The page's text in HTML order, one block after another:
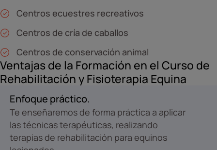
Centros ecuestres recreativos
Centros de cría de caballos
Centros de conservación animal
Ventajas de la Formación en el Curso de
Rehabilitación y Fisioterapia Equina
Enfoque práctico.
Te enseñaremos de forma práctica a aplicar
las técnicas terapéuticas, realizando
terapias de rehabilitación para equinos